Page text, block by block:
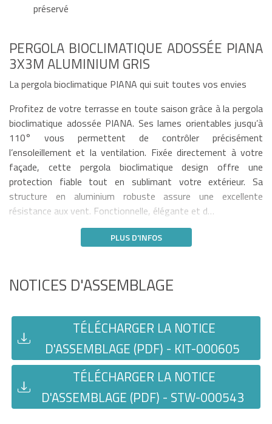
préservé
PERGOLA BIOCLIMATIQUE ADOSSÉE PIANA
3X3M ALUMINIUM GRIS
La pergola bioclimatique PIANA qui suit toutes vos envies
Profitez de votre terrasse en toute saison grâce à la pergola
bioclimatique adossée PIANA. Ses lames orientables jusqu’à
110° vous permettent de contrôler précisément
l’ensoleillement et la ventilation. Fixée directement à votre
façade, cette pergola bioclimatique design offre une
protection fiable tout en sublimant votre extérieur. Sa
structure en aluminium robuste assure une excellente
résistance aux vent. Fonctionnelle, élégante et d…
PLUS D'INFOS
NOTICES D'ASSEMBLAGE
TÉLÉCHARGER LA NOTICE
D'ASSEMBLAGE (PDF) - KIT-000605
TÉLÉCHARGER LA NOTICE
D'ASSEMBLAGE (PDF) - STW-000543